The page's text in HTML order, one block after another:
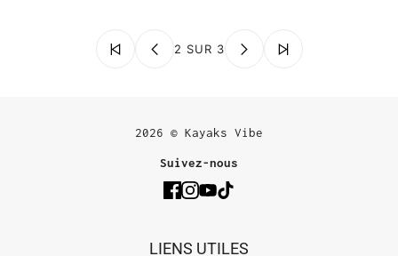
2 SUR 3
2026 © Kayaks Vibe
Suivez-nous
LIENS UTILES